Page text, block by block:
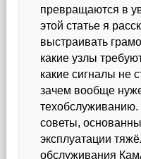
превращаются в
этой статье я
выстраивать
какие узлы
какие сигналы не
зачем вообще
советы,
эксплуатации
обслуживания